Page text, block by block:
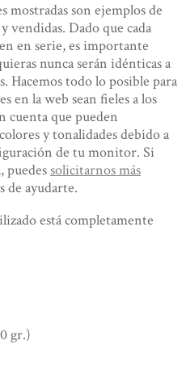
mostradas son ejemplos de
vendidas. Dado que cada
en serie, es importante
nunca serán idénticas a
Hacemos todo lo posible para
en la web sean fieles a los
cuenta que pueden
y tonalidades debido a
de tu monitor. Si
puedessolicitarnos más
de ayudarte.
está completamente
gr.)